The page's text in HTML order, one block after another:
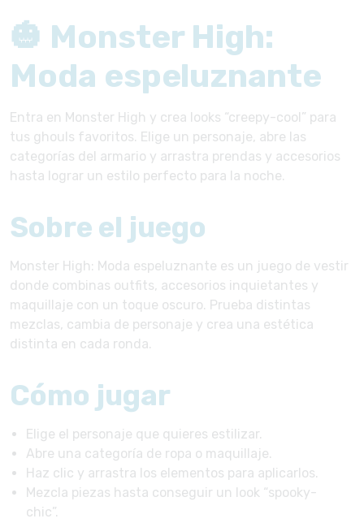
🎃 Monster High:
Moda espeluznante
Entra en Monster High y crea looks “creepy-cool” para
tus ghouls favoritos. Elige un personaje, abre las
categorías del armario y arrastra prendas y accesorios
hasta lograr un estilo perfecto para la noche.
Sobre el juego
Monster High: Moda espeluznante es un juego de vestir
donde combinas outfits, accesorios inquietantes y
maquillaje con un toque oscuro. Prueba distintas
mezclas, cambia de personaje y crea una estética
distinta en cada ronda.
Cómo jugar
Elige el personaje que quieres estilizar.
Abre una categoría de ropa o maquillaje.
Haz clic y arrastra los elementos para aplicarlos.
Mezcla piezas hasta conseguir un look “spooky-
chic”.